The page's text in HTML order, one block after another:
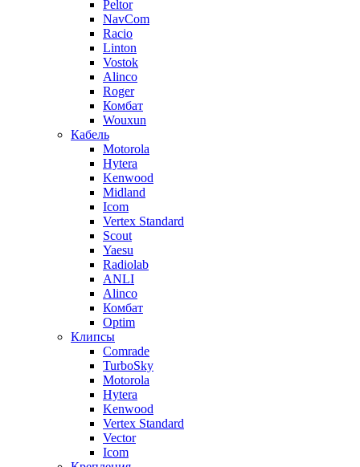
Peltor
NavCom
Racio
Linton
Vostok
Alinco
Roger
Комбат
Wouxun
Кабель
Motorola
Hytera
Kenwood
Midland
Icom
Vertex Standard
Scout
Yaesu
Radiolab
ANLI
Alinco
Комбат
Optim
Клипсы
Comrade
TurboSky
Motorola
Hytera
Kenwood
Vertex Standard
Vector
Icom